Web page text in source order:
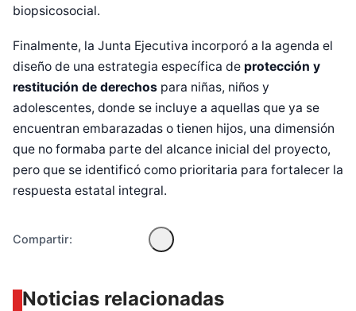
biopsicosocial.
Finalmente, la Junta Ejecutiva incorporó a la agenda el
diseño de una estrategia específica de protección y
restitución de derechos para niñas, niños y
adolescentes, donde se incluye a aquellas que ya se
encuentran embarazadas o tienen hijos, una dimensión
que no formaba parte del alcance inicial del proyecto,
pero que se identificó como prioritaria para fortalecer la
respuesta estatal integral.
Compartir:
Diseñado por Shiro
Noticias relacionadas